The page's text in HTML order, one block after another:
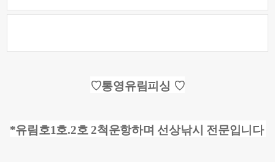
♡통영유림피싱 ♡
*유림호1호.2호 2척운항하며 선상낚시 전문입니다